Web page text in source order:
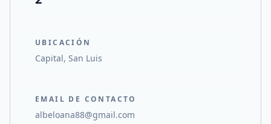
UBICACIÓN
Capital, San Luis
EMAIL DE CONTACTO
albeloana88@gmail.com